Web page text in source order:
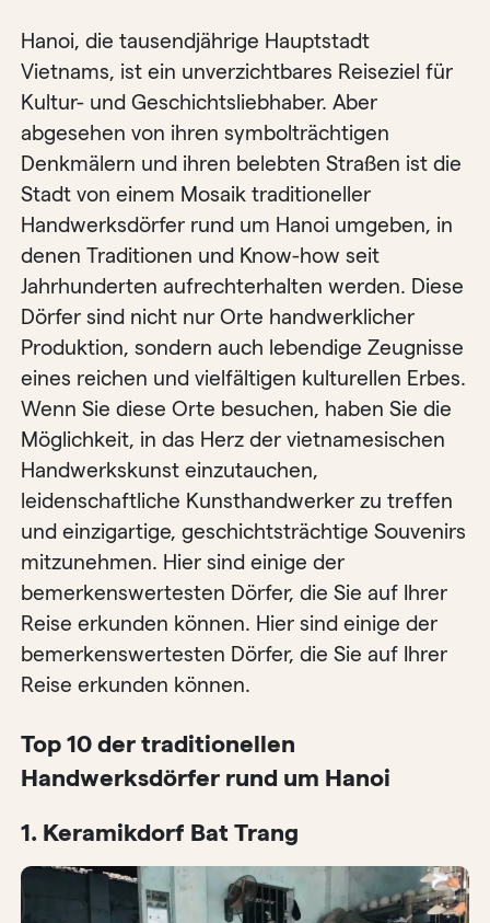
Hanoi, die tausendjährige Hauptstadt
Vietnams, ist ein unverzichtbares Reiseziel für
Kultur- und Geschichtsliebhaber. Aber
abgesehen von ihren symbolträchtigen
Denkmälern und ihren belebten Straßen ist die
Stadt von einem Mosaik traditioneller
Handwerksdörfer rund um Hanoi umgeben, in
denen Traditionen und Know-how seit
Jahrhunderten aufrechterhalten werden. Diese
Dörfer sind nicht nur Orte handwerklicher
Produktion, sondern auch lebendige Zeugnisse
eines reichen und vielfältigen kulturellen Erbes.
Wenn Sie diese Orte besuchen, haben Sie die
Möglichkeit, in das Herz der vietnamesischen
Handwerkskunst einzutauchen,
leidenschaftliche Kunsthandwerker zu treffen
und einzigartige, geschichtsträchtige Souvenirs
mitzunehmen. Hier sind einige der
bemerkenswertesten Dörfer, die Sie auf Ihrer
Reise erkunden können. Hier sind einige der
bemerkenswertesten Dörfer, die Sie auf Ihrer
Reise erkunden können.
Top 10 der traditionellen
Handwerksdörfer rund um Hanoi
1. Keramikdorf Bat Trang